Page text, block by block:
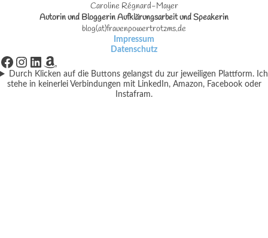
Caroline Régnard-Mayer
Autorin und Bloggerin Aufklärungsarbeit und Speakerin
blog(at)frauenpowertrotzms.de
Impressum
Datenschutz
Facebook Instagram LinkedIn Amazon
Durch Klicken auf die Buttons gelangst du zur jeweiligen Plattform. Ich
stehe in keinerlei Verbindungen mit LinkedIn, Amazon, Facebook oder
Instafram.